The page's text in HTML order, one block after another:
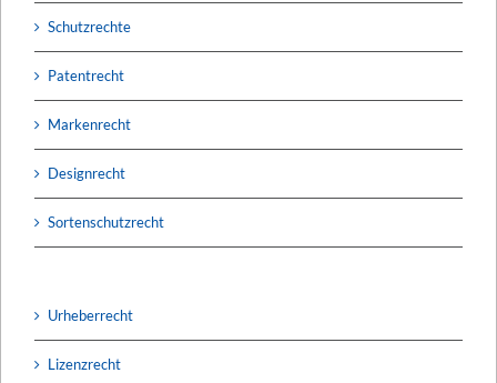
Schutzrechte
Patentrecht
Markenrecht
Designrecht
Sortenschutzrecht
Urheberrecht
Lizenzrecht